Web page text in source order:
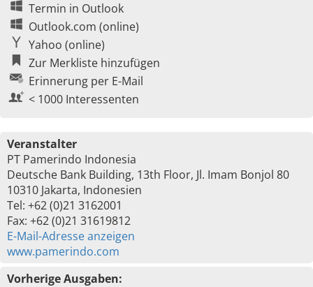
Termin in Outlook
Outlook.com (online)
Yahoo (online)
Zur Merkliste hinzufügen
Erinnerung per E-Mail
< 1000 Interessenten
Veranstalter
PT Pamerindo Indonesia
Deutsche Bank Building, 13th Floor, Jl. Imam Bonjol 80
10310 Jakarta, Indonesien
Tel: +62 (0)21 3162001
Fax: +62 (0)21 31619812
E-Mail-Adresse anzeigen
www.pamerindo.com
Vorherige Ausgaben: